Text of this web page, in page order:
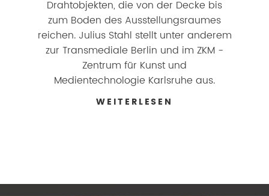
Drahtobjekten, die von der Decke bis
zum Boden des Ausstellungsraumes
reichen. Julius Stahl stellt unter anderem
zur Transmediale Berlin und im ZKM -
Zentrum für Kunst und
Medientechnologie Karlsruhe aus.
WEITERLESEN